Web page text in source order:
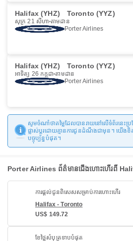
Halifax (YHZ) Toronto (YYZ)
សុក្រ 21 សីហា តាមដាន
Porter Airlines
Halifax (YHZ) Toronto (YYZ)
អាទិត្យ 26 កក្កដា តាមដាន
Porter Airlines
សូមចំណាំថាតម្លៃដែលបានរាយនៅលើទំព័រនេ
ផ្លាស់ប្តូរដោយគ្មានការជូនដំណឹងជាមុន។ យើង
បច្ចុប្បន្នបំផុត។
Porter Airlines ព័ត៌មានជើងហោះហើរពី
ការផ្តល់ជូនពិសេសសម្រាប់ការហោះហើរ
Halifax - Toronto
US$ 149.72
ខែថ្លៃសំបុត្រទាបបំផុត